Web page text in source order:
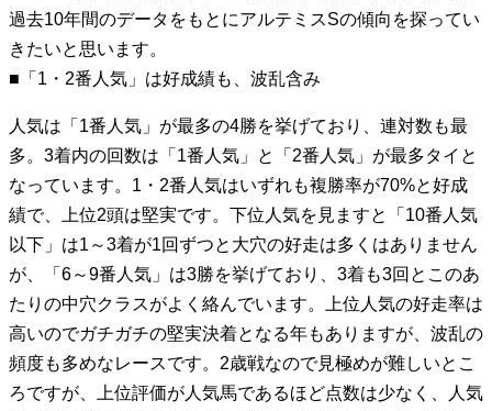
過去10年間のデータをもとにアルテミスSの傾向を探ってい
きたいと思います。
■「1・2番人気」は好成績も、波乱含み
人気は「1番人気」が最多の4勝を挙げており、連対数も最
多。3着内の回数は「1番人気」と「2番人気」が最多タイと
なっています。1・2番人気はいずれも複勝率が70%と好成
績で、上位2頭は堅実です。下位人気を見ますと「10番人気
以下」は1～3着が1回ずつと大穴の好走は多くはありません
が、「6～9番人気」は3勝を挙げており、3着も3回とこのあ
たりの中穴クラスがよく絡んでいます。上位人気の好走率は
高いのでガチガチの堅実決着となる年もありますが、波乱の
頻度も多めなレースです。2歳戦なので見極めが難しいとこ
ろですが、上位評価が人気馬であるほど点数は少なく、人気